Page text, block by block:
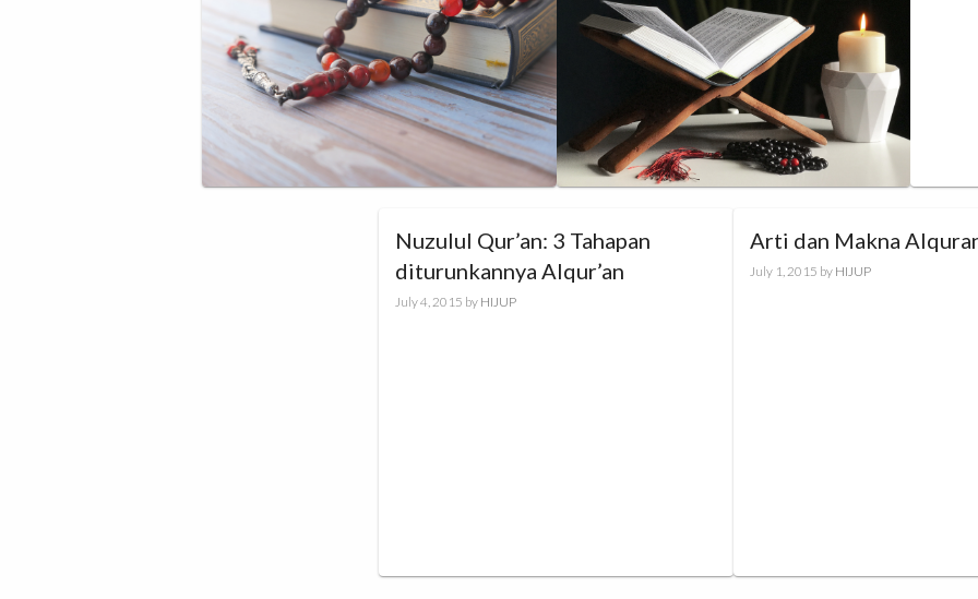
Nuzulul Qur’an: 3 Tahapan
diturunkannya Alqur’an
July 4, 2015 by HIJUP
Arti dan Makna
July 1, 2015 by HIJUP